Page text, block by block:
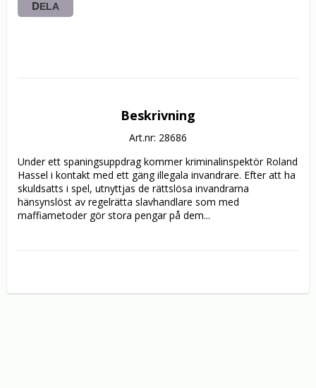
DELA
Beskrivning
Art.nr: 28686
Under ett spaningsuppdrag kommer kriminalinspektör Roland
Hassel i kontakt med ett gäng illegala invandrare. Efter att ha
skuldsatts i spel, utnyttjas de rättslösa invandrarna
hänsynslöst av regelrätta slavhandlare som med
maffiametoder gör stora pengar på dem...